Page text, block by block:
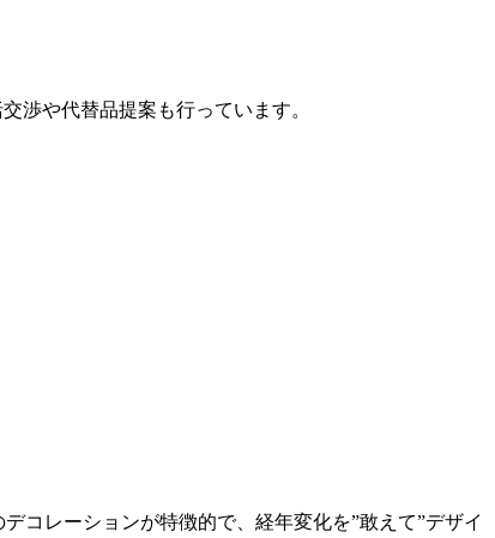
渉や代替品提案も行っています。
コレーションが特徴的で、経年変化を”敢えて”デザイ